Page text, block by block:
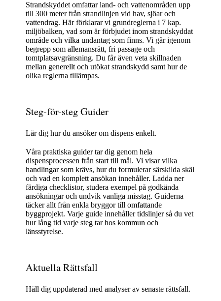
Strandskyddet omfattar land- och vattenområden upp
till 300 meter från strandlinjen vid hav, sjöar och
vattendrag. Här förklarar vi grundreglerna i 7 kap.
miljöbalken, vad som är förbjudet inom strandskyddat
område och vilka undantag som finns. Vi går igenom
begrepp som allemansrätt, fri passage och
tomtplatsavgränsning. Du får även veta skillnaden
mellan generellt och utökat strandskydd samt hur de
olika reglerna tillämpas.
Steg-för-steg Guider
Lär dig hur du ansöker om dispens enkelt.
Våra praktiska guider tar dig genom hela
dispensprocessen från start till mål. Vi visar vilka
handlingar som krävs, hur du formulerar särskilda skäl
och vad en komplett ansökan innehåller. Ladda ner
färdiga checklistor, studera exempel på godkända
ansökningar och undvik vanliga misstag. Guiderna
täcker allt från enkla bryggor till omfattande
byggprojekt. Varje guide innehåller tidslinjer så du vet
hur lång tid varje steg tar hos kommun och
länsstyrelse.
Aktuella Rättsfall
Håll dig uppdaterad med analyser av senaste rättsfall.